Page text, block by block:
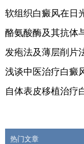
软组织白癜风在日
酪氨酸酶及其抗体
发疱法及薄层削片
浅谈中医治疗白癜
自体表皮移植治疗
热门文章